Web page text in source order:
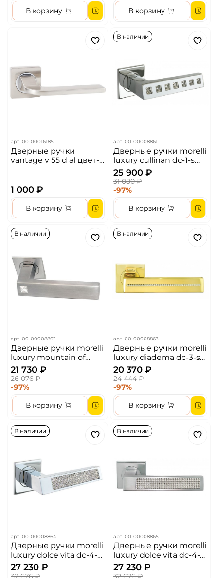
В корзину В корзину
арт. 00-00016185
Дверные ручки
vantage v 55 d al цвет-
1 000 ₽
В корзину
В наличии
арт. 00-00008861
Дверные ручки morelli
luxury cullinan dc-1-s
cro цвет - хром
25 900 ₽
31 080 ₽
-97%
В корзину
В наличии
арт. 00-00008862
Дверные ручки morelli
luxury mountain of
light dc-2-s csa цвет -
матовый хром
21 730 ₽
26 076 ₽
-97%
В корзину
В наличии
арт. 00-00008863
Дверные ручки morelli
luxury diadema dc-3-s
otl цвет - золото
20 370 ₽
24 444 ₽
-97%
В корзину
В наличии
арт. 00-00008864
Дверные ручки morelli
luxury dolce vita dc-4-s
cro цвет - хром
27 230 ₽
32 676 ₽
В наличии
арт. 00-00008865
Дверные ручки morelli
luxury dolce vita dc-4-s
csa цвет - матовый
хром
27 230 ₽
32 676 ₽